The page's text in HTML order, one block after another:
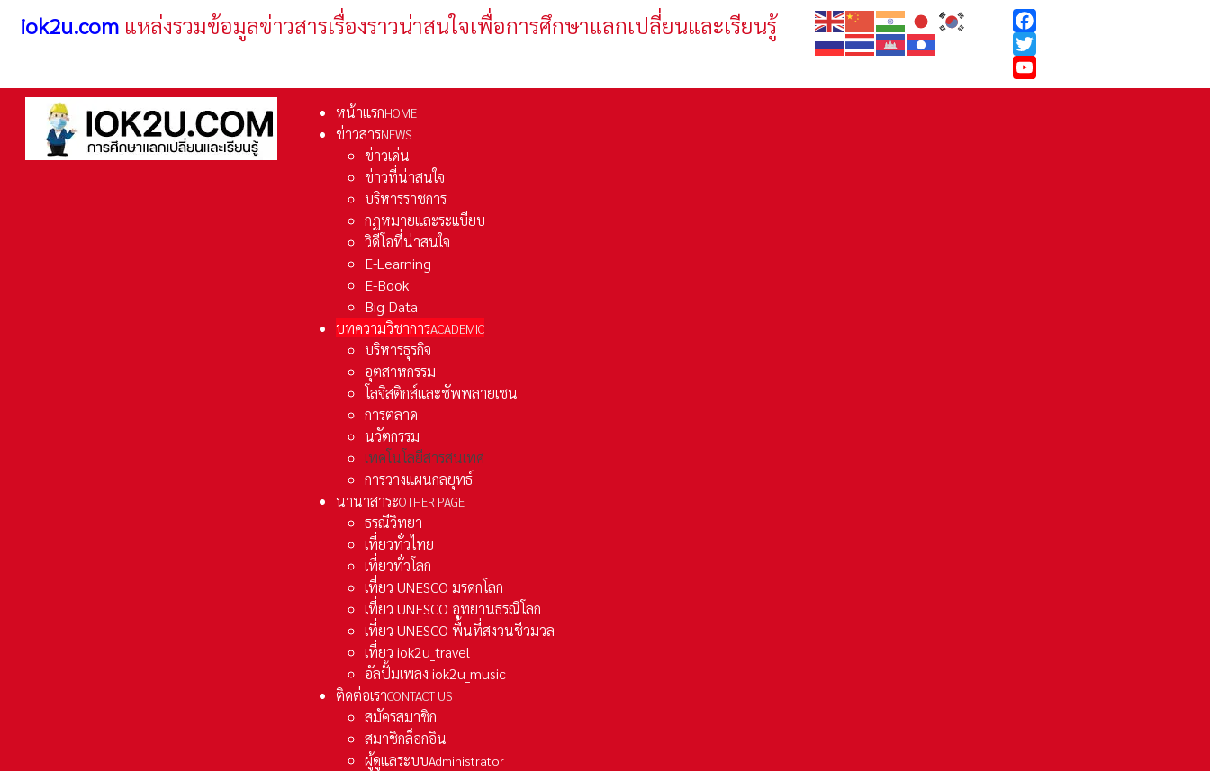
iok2u.com แหล่งรวมข้อมูลข่าวสารเรื่องราวน่าสนใจเพื่อการศึกษาแลกเปลี่ยนและเรียนรู้
Facebook
Twitter
YouTube
หน้าแรกHOME
ข่าวสารNEWS
ข่าวเด่น
ข่าวที่น่าสนใจ
บริหารราชการ
กฏหมายและระเเบียบ
วิดีโอที่น่าสนใจ
E-Learning
E-Book
Big Data
บทความวิชาการACADEMIC
บริหารธุรกิจ
อุตสาหกรรม
โลจิสติกส์และชัพพลายเชน
การตลาด
นวัตกรรม
เทคโนโลยีสารสนเทศ
การวางแผนกลยุทธ์
นานาสาระOTHER PAGE
ธรณีวิทยา
เที่ยวทั่วไทย
เที่ยวทั่วโลก
เที่ยว UNESCO มรดกโลก
เที่ยว UNESCO อุทยานธรณีโลก
เที่ยว UNESCO พื้นที่สงวนชีวมวล
เที่ยว iok2u_travel
อัลปั้มเพลง iok2u_music
ติดต่อเราCONTACT US
สมัครสมาชิก
สมาชิกล็อกอิน
ผู้ดูแลระบบAdministrator